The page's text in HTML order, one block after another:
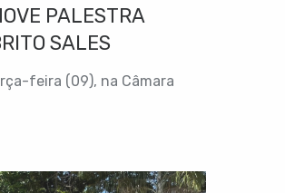
PALESTRA
SALES
feira (09), na Câmara